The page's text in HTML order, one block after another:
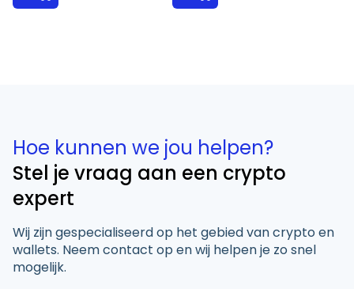
Hoe kunnen we jou helpen?
Stel je vraag aan een crypto
expert
Wij zijn gespecialiseerd op het gebied van crypto en
wallets. Neem contact op en wij helpen je zo snel
mogelijk.